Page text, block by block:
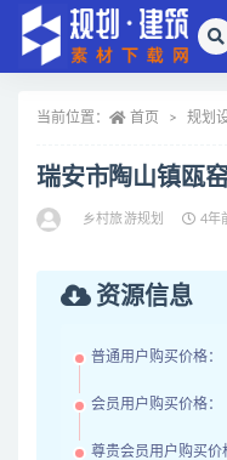
当前位置： 首页 规划
瑞安市陶山镇瓯
乡村旅游规划 4年
资源信息
普通用户购买价格：
会员用户购买价格：
尊贵会员用户购买价
全部